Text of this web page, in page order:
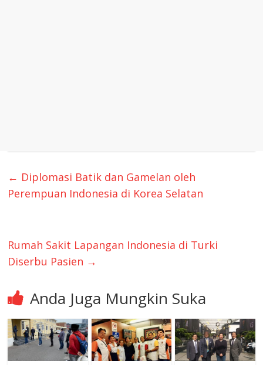
← Diplomasi Batik dan Gamelan oleh
Perempuan Indonesia di Korea Selatan
Rumah Sakit Lapangan Indonesia di Turki
Diserbu Pasien →
Anda Juga Mungkin Suka